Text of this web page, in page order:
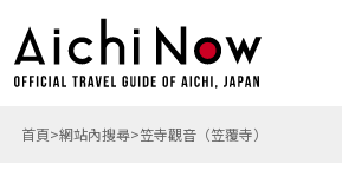
首頁 網站內搜尋 笠寺觀音（笠覆寺）